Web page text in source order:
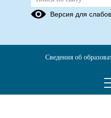
Виктор Ермолюк
Линейка памяти(55
Версия для
Сведения об